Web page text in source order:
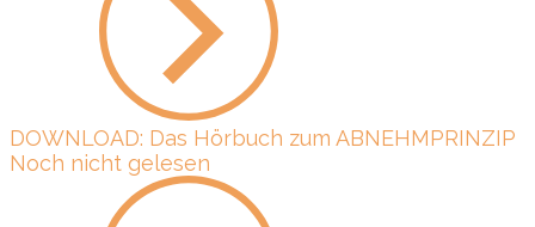
DOWNLOAD: Das Hörbuch zum ABNEHMPRINZIP
Noch nicht gelesen